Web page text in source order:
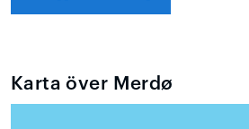
Karta över Merdø